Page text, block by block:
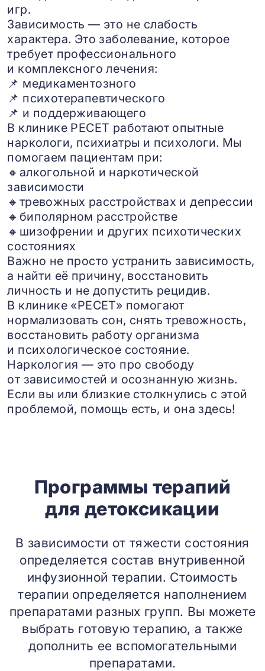
игр.
Зависимость — это не слабость
характера. Это заболевание, которое
требует профессионального
и комплексного лечения:
📌 медикаментозного
📌 психотерапевтического
📌 и поддерживающего
В клинике РЕСЕТ работают опытные
наркологи, психиатры и психологи. Мы
помогаем пациентам при:
🔸алкогольной и наркотической
зависимости
🔸тревожных расстройствах и депрессии
🔸биполярном расстройстве
🔸шизофрении и других психотических
состояниях
Важно не просто устранить зависимость,
а найти её причину, восстановить
личность и не допустить рецидив.
В клинике «РЕСЕТ» помогают
нормализовать сон, снять тревожность,
восстановить работу организма
и психологическое состояние.
Наркология — это про свободу
от зависимостей и осознанную жизнь.
Если вы или близкие столкнулись с этой
проблемой, помощь есть, и она здесь!
Программы терапий
для детоксикации
В зависимости от тяжести состояния
определяется состав внутривенной
инфузионной терапии. Стоимость
терапии определяется наполнением
препаратами разных групп. Вы можете
выбрать готовую терапию, а также
дополнить ее вспомогательными
препаратами.